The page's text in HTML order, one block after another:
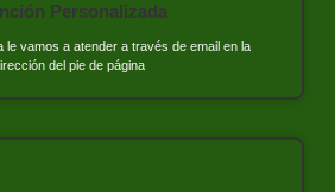
Personalizada
le vamos a atender a través de email en la
del pie de página